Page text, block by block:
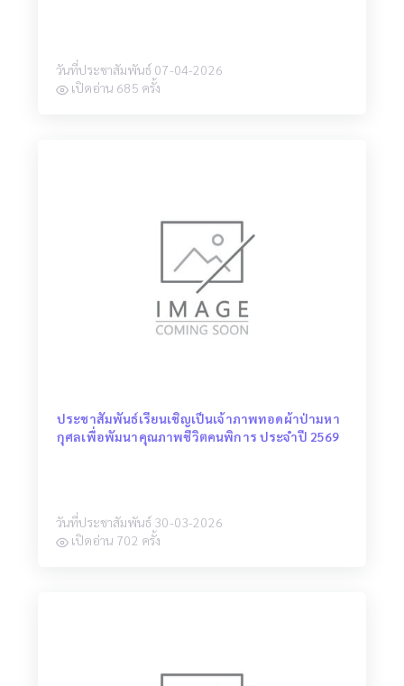
วันที่ประชาสัมพันธ์ 07-04-2026
เปิดอ่าน 685 ครั้ง
ประชาสัมพันธ์เรียนเชิญเป็นเจ้าภาพทอดผ้าป่ามหา
กุศลเพื่อพัมนาคุณภาพชีวิตคนพิการ ประจำปี 2569
วันที่ประชาสัมพันธ์ 30-03-2026
เปิดอ่าน 702 ครั้ง